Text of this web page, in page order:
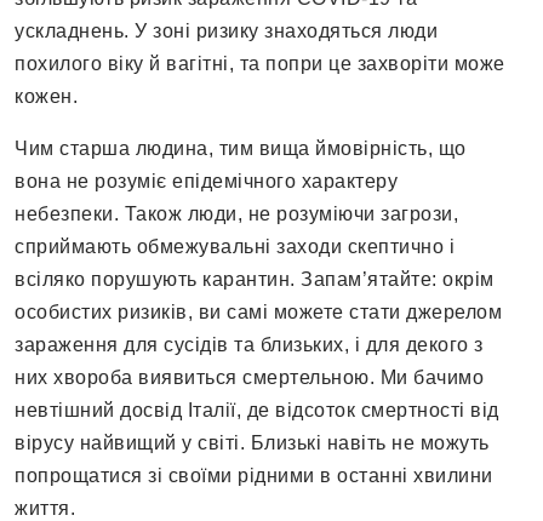
ускладнень. У зоні ризику знаходяться люди
похилого віку й вагітні, та попри це захворіти може
кожен.
Чим старша людина, тим вища ймовірність, що
вона не розуміє епідемічного характеру
небезпеки. Також люди, не розуміючи загрози,
сприймають обмежувальні заходи скептично і
всіляко порушують карантин. Запам’ятайте: окрім
особистих ризиків, ви самі можете стати джерелом
зараження для сусідів та близьких, і для декого з
них хвороба виявиться смертельною. Ми бачимо
невтішний досвід Італії, де відсоток смертності від
вірусу найвищий у світі. Близькі навіть не можуть
попрощатися зі своїми рідними в останні хвилини
життя.